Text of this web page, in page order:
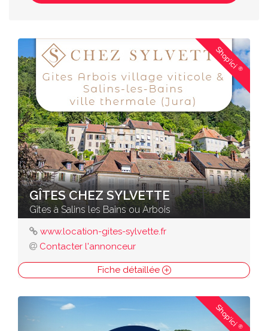
Shop'ici®
GÎTES CHEZ SYLVETTE
Gîtes à Salins les Bains ou Arbois
www.location-gites-sylvette.fr
Contacter l'annonceur
Fiche détaillée
Shop'ici®